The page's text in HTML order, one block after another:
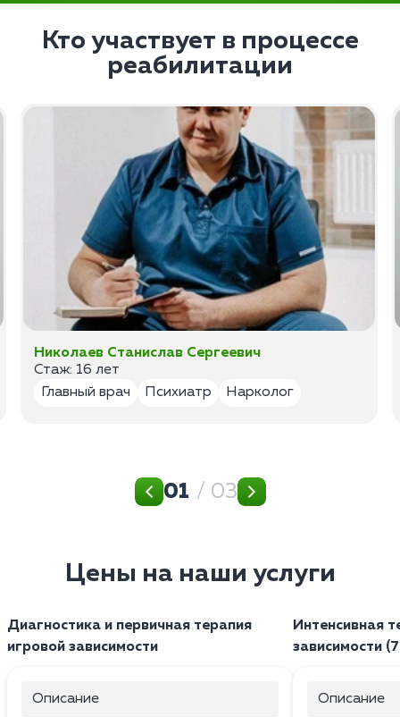
Кто участвует в процессе
реабилитации
Николаев Станислав Сергеевич
Стаж: 16 лет
Главный врач
Психиатр Нарколог
01 / 03
Цены на наши услуги
Диагностика и первичная терапия
игровой зависимости
Описание
Интенсивная
зависимости
Описание